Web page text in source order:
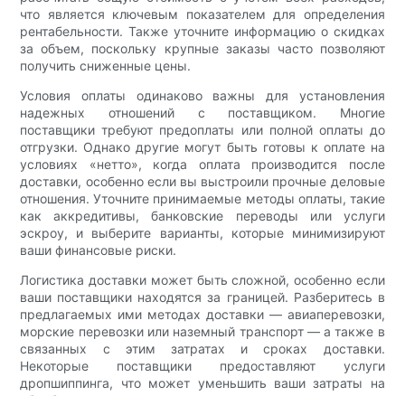
что является ключевым показателем для определения
рентабельности. Также уточните информацию о скидках
за объем, поскольку крупные заказы часто позволяют
получить сниженные цены.
Условия оплаты одинаково важны для установления
надежных отношений с поставщиком. Многие
поставщики требуют предоплаты или полной оплаты до
отгрузки. Однако другие могут быть готовы к оплате на
условиях «нетто», когда оплата производится после
доставки, особенно если вы выстроили прочные деловые
отношения. Уточните принимаемые методы оплаты, такие
как аккредитивы, банковские переводы или услуги
эскроу, и выберите варианты, которые минимизируют
ваши финансовые риски.
Логистика доставки может быть сложной, особенно если
ваши поставщики находятся за границей. Разберитесь в
предлагаемых ими методах доставки — авиаперевозки,
морские перевозки или наземный транспорт — а также в
связанных с этим затратах и ​​сроках доставки.
Некоторые поставщики предоставляют услуги
дропшиппинга, что может уменьшить ваши затраты на